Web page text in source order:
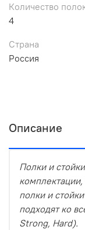
Количество
4
Страна
Россия
Описание
Полки и
полки и
подходят ко
Strong, Hard).